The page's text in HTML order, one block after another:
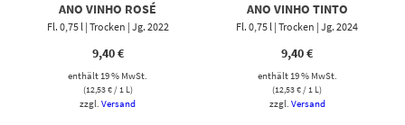
ANO VINHO ROSÉ
Fl. 0,75 l | Trocken | Jg. 2022
9,40€
enthält 19 % MwSt.
(12,53€/ 1 L)
zzgl.Versand
ANO VINHO TINTO
Fl. 0,75 l | Trocken | Jg. 2024
9,40€
enthält 19 % MwSt.
(12,53€/ 1 L)
zzgl. Versand